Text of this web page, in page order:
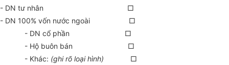
- DN tư nhân □
- DN 100% vốn nước ngoài □
- DN cổ phần □
- Hộ buôn bán □
- Khác: (ghi rõ loại hình) □